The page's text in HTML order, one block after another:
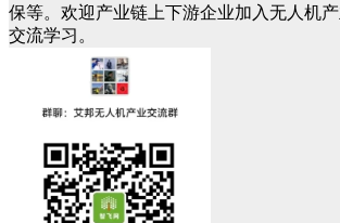
保等。欢迎产业链上下游企业加入无人机
交流学习。